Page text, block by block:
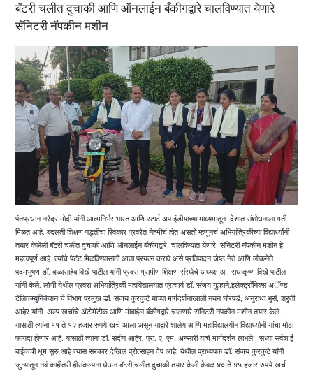
ON
बॅटरी चलीत दुचाकी आणि ऑनलाईन बँकीगद्वारे चालविण्यात येणारे
सॅनिटरी नॅपकीन मशीन
पंतप्रधान नरेंद्र मोदी यांनी आत्मनिर्भर भारत आणि स्टार्ट अप इंडीयाच्या माध्यमातून देशात संशोधनाला गती
मिळत आहे. बदलती शिक्षण पद्धतीचा स्विकार प्रवरेत नेहमीचं होत असतो म्हणूनचं अभियांत्रिकीच्या विद्यार्थ्यांनी
तयार केलेली बॅटरी चलीत दुचाकी आणि ऑनलाईन बँकीगद्वारे चालविण्यात येणारे सॅनिटरी नॅपकीन मशीन हे
महत्वपूर्ण आहे. त्यांचे पेटंट मिळविण्यासाठी आता प्रयत्न करावे असे प्रतिपादन जेष्ठ नेते आणि लोकनेते
पद्मभुषण डॉ. बाळासाहेब विखे पाटील यांनी प्रवरा ग्रामीण शिक्षण संस्थेचे अध्यक्ष आ. राधाकृष्ण विखे पाटील
यांनी केले. लोणी येथील प्रवरा अभियांत्रिकी महाविद्यालयात प्राचार्य डॉ. संजय गुल्हाने,इलेक्ट्रॉनिक्स अॅण्ड
टेलिकम्युनिकेशन चे विभाग प्रमुख डॉ. संजय कुरकुटे यांच्या मार्गदर्शनाखाली नयन घोरपडे, अनुराधा भुसे, श्रृती
आहेर यांनी अल्प खर्चाचे ॲटोमॅटीक आणि मोबाईल बँकीगद्वारे चालणारे सॅनिटरी नॅपकीन मशीन तयार केले.
यासाठी त्यांना ११ ते १२ हजार रुपये खर्च आला असून याद्वारे शालेय आणि महाविद्यालयीन विद्यार्थ्यानी यांचा मोठा
फायदा होणार आहे. यासाठी त्यांना डॉ. संदीप आहेर, प्रा. ए. एम. अन्सारी यांचे मार्गदर्शन लाभले सध्या सर्वञ ई
बाईकची धूम सुरु आहे त्यास सरकार देखिल प्रोत्साहन देप आहे. येथील प्राध्यपक डाॅ. संजय कुरकुटे यांनी
जुन्यातून नवं काहीतरी हीसंकल्पना घेऊन बॅटरी चलीत दुचाकी तयार केली केवळ ४० ते ४५ हजार रुपये खर्च